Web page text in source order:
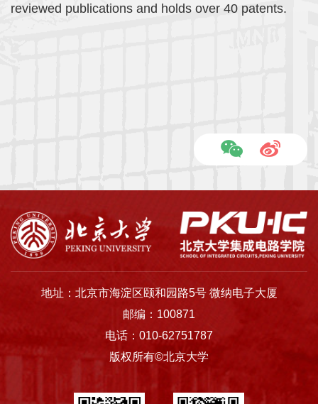
reviewed publications and holds over 40 patents.
地址：北京市海淀区颐和园路5号 微纳电子大厦
邮编：100871
电话：010-62751787
版权所有©北京大学